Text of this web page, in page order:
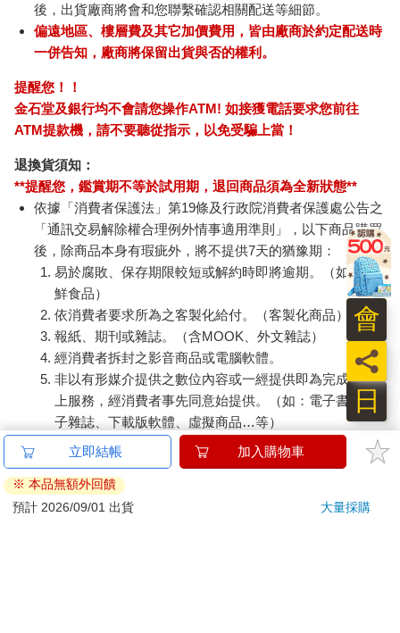
後，出貨廠商將會和您聯繫確認相關配送等細節。
偏遠地區、樓層費及其它加價費用，皆由廠商於約定配送時
一併告知，廠商將保留出貨與否的權利。
提醒您！！
金石堂及銀行均不會請您操作ATM! 如接獲電話要求您前往
ATM提款機，請不要聽從指示，以免受騙上當！
退換貨須知：
**提醒您，鑑賞期不等於試用期，退回商品須為全新狀態**
依據「消費者保護法」第19條及行政院消費者保護處公告之
「通訊交易解除權合理例外情事適用準則」，以下商品購買
後，除商品本身有瑕疵外，將不提供7天的猶豫期：
易於腐敗、保存期限較短或解約時即將逾期。（如：生
鮮食品）
依消費者要求所為之客製化給付。（客製化商品）
報紙、期刊或雜誌。（含MOOK、外文雜誌）
經消費者拆封之影音商品或電腦軟體。
非以有形媒介提供之數位內容或一經提供即為完成之線
上服務，經消費者事先同意始提供。（如：電子書、電
子雜誌、下載版軟體、虛擬商品…等）
已拆封之個人衛生用品。（如：內衣褲、刮鬍刀、除毛
刀…等）
若非上列種類商品，均享有到貨7天的猶豫期（含例假
日）。
立即結帳 加入購物車
※ 本品無額外回饋
預計 2026/09/01 出貨
大量採購
日
員
會